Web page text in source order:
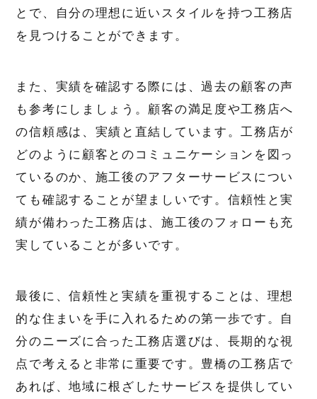
とで、自分の理想に近いスタイルを持つ工務店
を見つけることができます。
また、実績を確認する際には、過去の顧客の声
も参考にしましょう。顧客の満足度や工務店へ
の信頼感は、実績と直結しています。工務店が
どのように顧客とのコミュニケーションを図っ
ているのか、施工後のアフターサービスについ
ても確認することが望ましいです。信頼性と実
績が備わった工務店は、施工後のフォローも充
実していることが多いです。
最後に、信頼性と実績を重視することは、理想
的な住まいを手に入れるための第一歩です。自
分のニーズに合った工務店選びは、長期的な視
点で考えると非常に重要です。豊橋の工務店で
あれば、地域に根ざしたサービスを提供してい